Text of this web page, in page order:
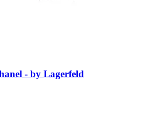
- by Lagerfeld